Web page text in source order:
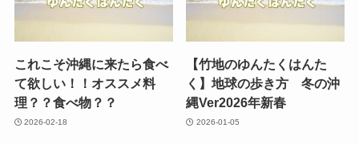
これこそ沖縄に来たら食べ
て欲しい！！オススメ料
理？？食べ物？？
2026-02-18
【竹地のゆんたくはんた
く】地球の歩き方 冬の沖
縄Ver2026年新春
2026-01-05